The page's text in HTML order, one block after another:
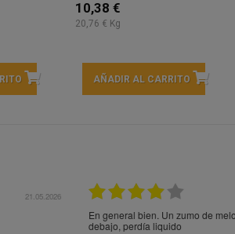
10,38 €
20,76 € Kg
AÑADIR AL CARRITO
Entrega rápida y en perfecto estado, muchas